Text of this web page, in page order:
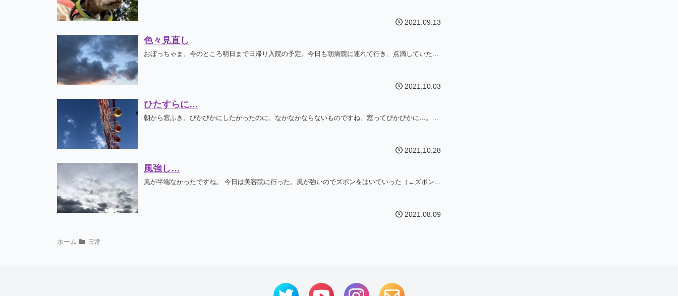
2021.09.13
色々見直し
おぼっちゃま、今のところ明日まで日帰り入院の予定。今日も朝病院に連れて行き、点滴していた...
2021.10.03
ひたすらに…
朝から窓ふき。ぴかぴかにしたかったのに、なかなかならないものですね、窓ってぴかぴかに…。...
2021.10.28
風強し…
風が半端なかったですね。 今日は美容院に行った。風が強いのでズボンをはいていった（←ズボン...
2021.08.09
ホーム 日常